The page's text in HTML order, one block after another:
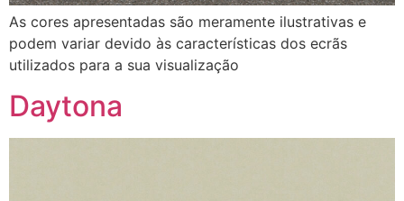
As cores apresentadas são meramente ilustrativas e
podem variar devido às características dos ecrãs
utilizados para a sua visualização
Daytona